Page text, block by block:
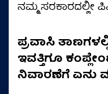
ನಮ್ಮ ಸರಕಾರದಲ್ಲೀ
ಪ್ರವಾಸಿ
ಇವತ್ತಿಗೂ
ನಿವಾರಣೆಗೆ ಏನು